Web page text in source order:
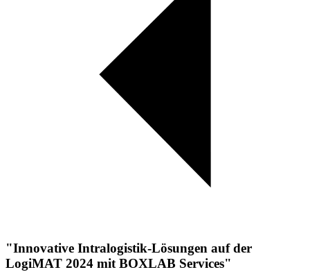
"Innovative Intralogistik-Lösungen auf der
LogiMAT 2024 mit BOXLAB Services"